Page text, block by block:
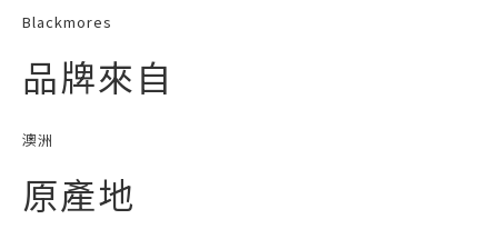
Blackmores
品牌來自
澳洲
原產地